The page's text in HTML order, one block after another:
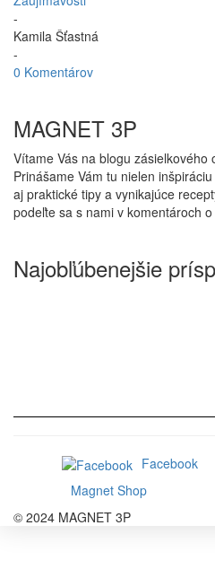
-
Kamila Šťastná
-
0 Komentárov
MAGNET 3P
Vítame Vás na blogu zásielkového
Prinášame Vám tu nielen
aj praktické tipy a vynikajúce
podeľte sa s nami v komentároch
Najobľúbenejšie
Facebook
Magnet Shop
© 2024 MAGNET 3P